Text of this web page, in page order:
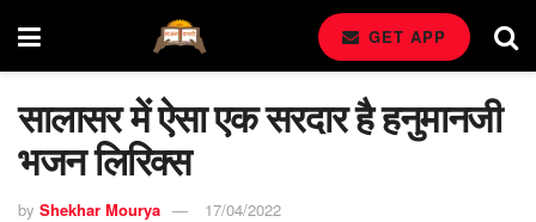
GET APP
सालासर में ऐसा एक सरदार है हनुमानजी
भजन लिरिक्स
by Shekhar Mourya 17/04/2022